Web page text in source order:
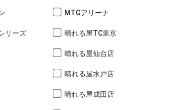
MTGアリーナ
リーズ 晴れる屋TC東京
晴れる屋仙台店
晴れる屋水戸店
晴れる屋成田店